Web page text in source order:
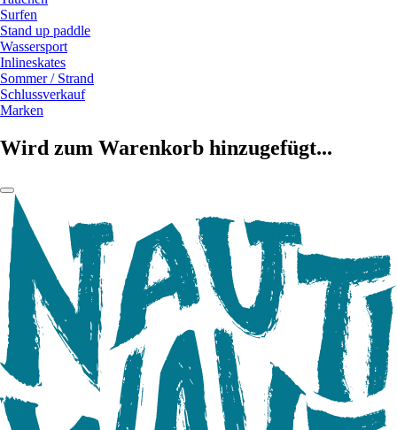
Surfen
Stand up paddle
Wassersport
Inlineskates
Sommer / Strand
Schlussverkauf
Marken
Wird zum Warenkorb hinzugefügt...